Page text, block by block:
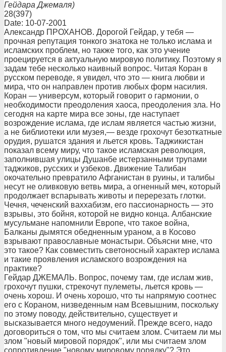
Гейдара Джемаля)
28(397)
Date: 10-07-2001
Александр ПРОХАНОВ. Дорогой Гейдар, у тебя —
прочная репутация тонкого знатока не только ислама и
исламских проблем, но также того, как это учение
проецируется в актуальную мировую политику. Поэтому я
задам тебе несколько наивный вопрос. Читая Коран в
русском переводе, я увидел, что это — книга любви и
мира, что он направлен против любых форм насилия.
Коран — универсум, который говорит о гармонии, о
необходимости преодоления хаоса, преодоления зла. Но
сегодня на карте мира все зоны, где наступает
возрождение ислама, где ислам является частью жизни,
а не библиотеки или музея,— везде грохочут безоткатные
орудия, рушатся здания и льется кровь. Таджикистан
показал всему миру, что такое исламская революция,
заполнившая улицы Душанбе истерзанными трупами
таджиков, русских и узбеков. Движение Талибан
окочательно превратило Афганистан в руины, и талибы
несут не оливковую ветвь мира, а огненный меч, который
продолжает вспарывать животы и перерезать глотки.
Чечня, чеченский ваххабизм, его пассионарность — это
взрывы, это бойня, которой не видно конца. Албанские
мусульмане напомнили Европе, что такое война,
Балканы дымятся обедненным ураном, а в Косово
взрывают православные монастыри. Объясни мне, что
это такое? Как совместить светоносный характер ислама
и такие проявления исламского возрождения на
практике?
Гейдар ДЖЕМАЛЬ. Вопрос, почему там, где ислам жив,
грохочут пушки, стрекочут пулеметы, льется кровь —
очень хорош. И очень хорошо, что ты напрямую соотнес
его с Кораном, низведенным нам Всевышним, поскольку
по этому поводу, действительно, существует и
высказывается много недоумений. Прежде всего, надо
договориться о том, что мы считаем злом. Считаем ли мы
злом "новый мировой порядок", или мы считаем злом
сопротивление "новому мировому порядку"? Это